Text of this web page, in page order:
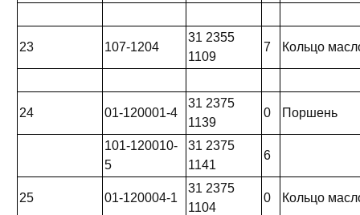
23 107-1204
31 2355
1109
7 Кольцо
24 01-120001-4
31 2375
1139
0 Поршень
101-120010-
5
31 2375
1141
6
25 01-120004-1
31 2375
1104
0 Кольцо